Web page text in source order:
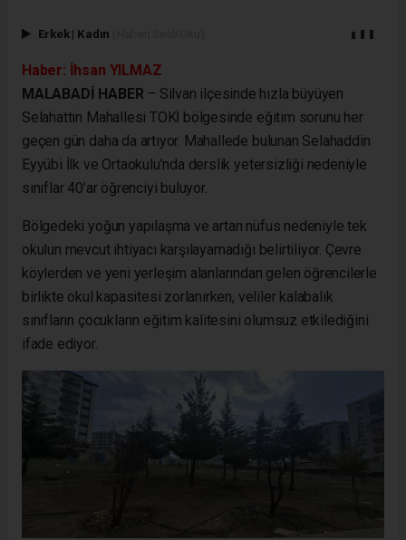
Erkek | Kadın
Haber: İhsan YILMAZ
MALABADİ HABER – Silvan ilçesinde hızla büyüyen
Selahattin Mahallesi TOKİ bölgesinde eğitim sorunu her
geçen gün daha da artıyor. Mahallede bulunan Selahaddin
Eyyübi İlk ve Ortaokulu’nda derslik yetersizliği nedeniyle
sınıflar 40’ar öğrenciyi buluyor.
Bölgedeki yoğun yapılaşma ve artan nüfus nedeniyle tek
okulun mevcut ihtiyacı karşılayamadığı belirtiliyor. Çevre
köylerden ve yeni yerleşim alanlarından gelen öğrencilerle
birlikte okul kapasitesi zorlanırken, veliler kalabalık
sınıfların çocukların eğitim kalitesini olumsuz etkilediğini
ifade ediyor.